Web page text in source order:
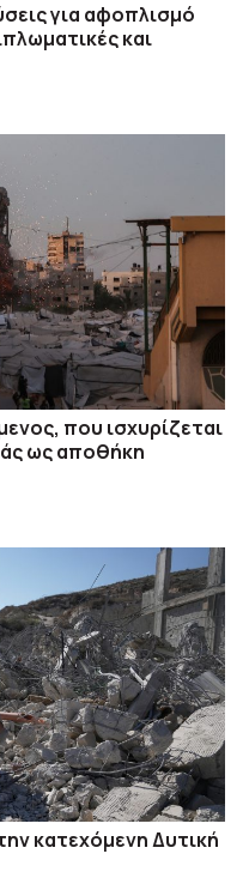
για αφοπλισμό
και
που ισχυρίζεται
ως αποθήκη
κατεχόμενη Δυτική